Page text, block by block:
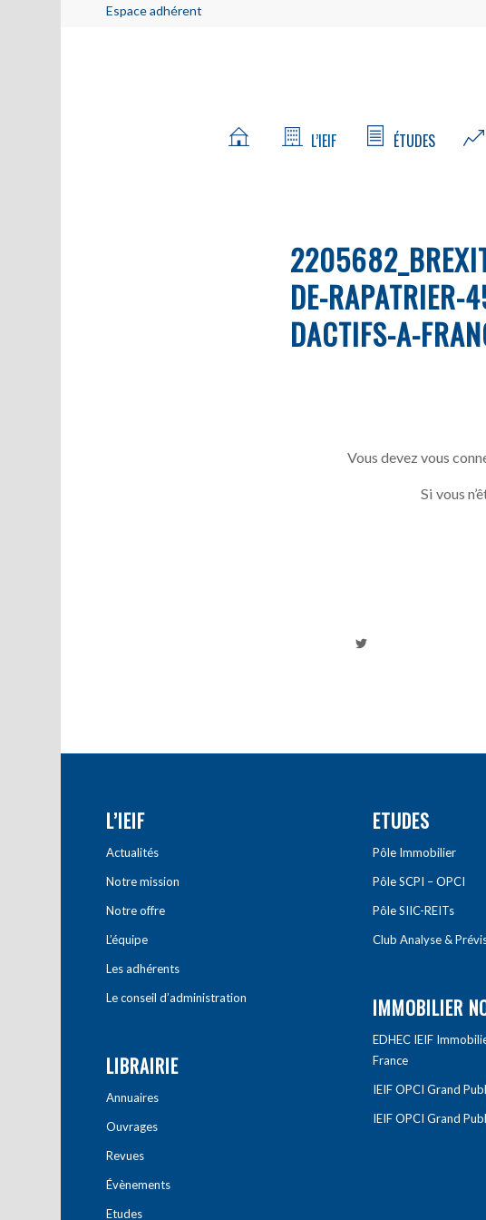
Espace adhérent
L’IEIF ÉTUDES
DE-RAPATRIER-
DACTIFS-A-
Vous devez vous
Si vous
L’IEIF
Actualités
Notre mission
Notre offre
L’équipe
Les adhérents
Le conseil d’administration
LIBRAIRIE
Annuaires
Ouvrages
Revues
Évènements
Etudes
ETUDES
Pôle Immobilier
Pôle SCPI – OPCI
Pôle SIIC-REITs
Club Analyse &
IMMOBILIER
EDHEC IEIF
France
IEIF OPCI Grand
IEIF OPCI Grand